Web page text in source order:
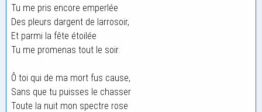
Tu me pris encore emperlée
Des pleurs dargent de larrosoir,
Et parmi la fête étoilée
Tu me promenas tout le soir.
Ô toi qui de ma mort fus cause,
Sans que tu puisses le chasser
Toute la nuit mon spectre rose